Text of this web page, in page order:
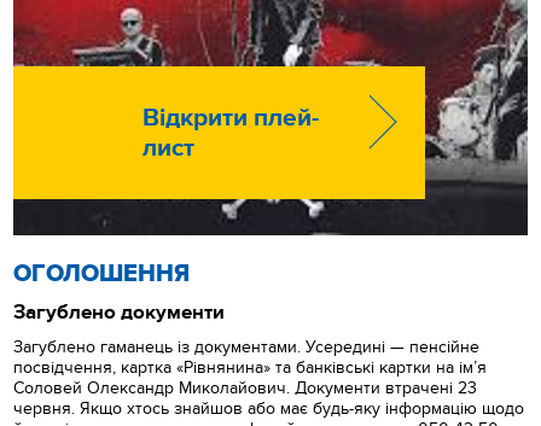
Відкрити плей-
лист
ОГОЛОШЕННЯ
Загублено документи
Загублено гаманець із документами. Усередині — пенсійне
посвідчення, картка «Рівнянина» та банківські картки на ім’я
Соловей Олександр Миколайович. Документи втрачені 23
червня. Якщо хтось знайшов або має будь-яку інформацію щодо